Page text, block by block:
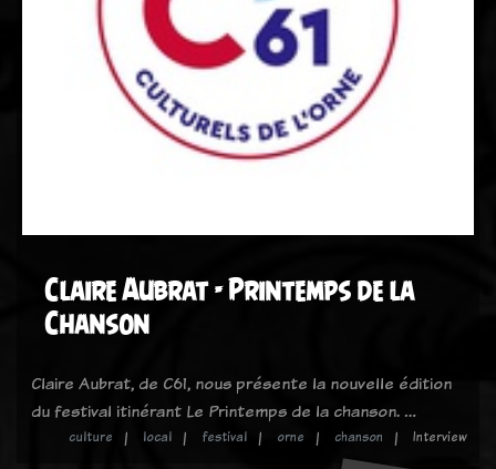
Claire Aubrat - Printemps de la
Chanson
Claire Aubrat, de C61, nous présente la nouvelle édition
du festival itinérant Le Printemps de la chanson. …
culture local festival orne chanson Interview